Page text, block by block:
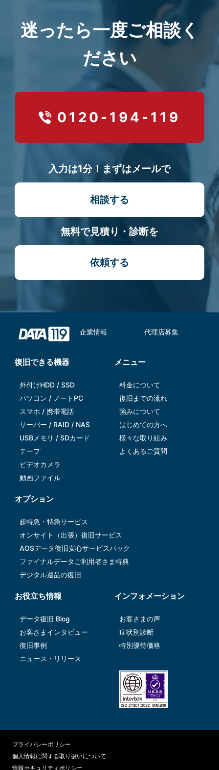
迷ったら一度ご相談く
ださい
0120-194-119
入力は1分！まずはメールで
相談する
無料で見積り・診断を
依頼する
企業情報 代理店募集
復旧できる機器
外付けHDD / SSD
パソコン / ノートPC
スマホ / 携帯電話
サーバー / RAID / NAS
USBメモリ / SDカード
テープ
ビデオカメラ
動画ファイル
メニュー
料金について
復旧までの流れ
強みについて
はじめての方へ
様々な取り組み
よくあるご質問
オプション
超特急・特急サービス
オンサイト（出張）復旧サービス
AOSデータ復旧安⼼サービスパック
ファイナルデータご利⽤者さま特典
デジタル遺品の復旧
お役立ち情報
データ復旧 Blog
お客さまインタビュー
復旧事例
ニュース・リリース
インフォメーション
お客さまの声
症状別診断
特別優待価格
プライバシーポリシー
個人情報に関する取り扱いについて
情報セキュリティポリシー